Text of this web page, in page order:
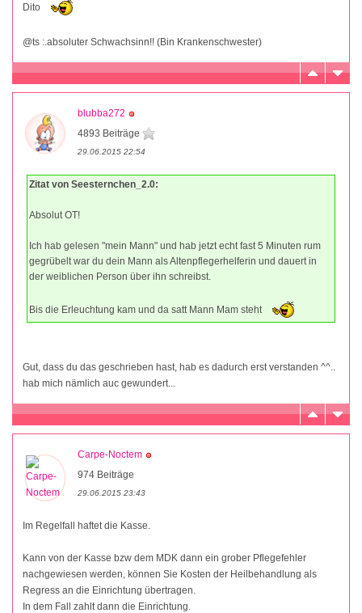
Dito
@ts :.absoluter Schwachsinn!! (Bin Krankenschwester)
blubba272
4893 Beiträge
29.06.2015 22:54
Zitat von Seesternchen_2.0:
Absolut OT!
Ich hab gelesen "mein Mann" und hab jetzt echt fast 5 Minuten rum
gegrübelt war du dein Mann als Altenpflegerhelferin und dauert in
der weiblichen Person über ihn schreibst.
Bis die Erleuchtung kam und da satt Mann Mam steht
Gut, dass du das geschrieben hast, hab es dadurch erst verstanden ^^..
hab mich nämlich auc gewundert...
Carpe-Noctem
974 Beiträge
29.06.2015 23:43
Im Regelfall haftet die Kasse.
Kann von der Kasse bzw dem MDK dann ein grober Pflegefehler
nachgewiesen werden, können Sie Kosten der Heilbehandlung als
Regress an die Einrichtung übertragen.
In dem Fall zahlt dann die Einrichtung.